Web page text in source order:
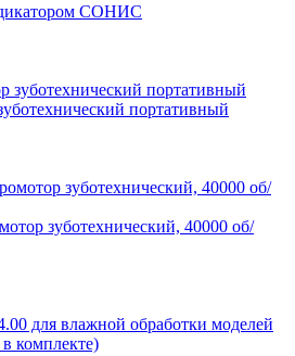
СОНИС
портативный
зуботехнический, 40000 об/